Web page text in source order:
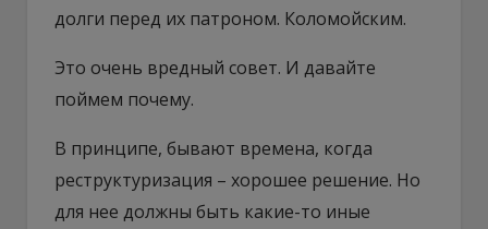
долги перед их патроном. Коломойским.
Это очень вредный совет. И давайте
поймем почему.
В принципе, бывают времена, когда
реструктуризация – хорошее решение. Но
для нее должны быть какие-то иные